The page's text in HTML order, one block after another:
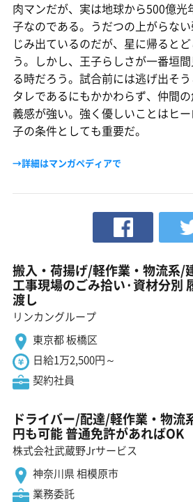
肉マンだが、実は地球から500億光
子なのである。うだつの上がらな
じみ出ているのだが、星に帰ると
う。しかし、王子らしさが一番垣
る時だろう。試合前には逃げ出そ
タレであるにもかかわらず、仲間
義感が強い。強く優しいことはヒ
子の条件としても重要だ。
→詳細はマンガペディアで
搬入・荷揚げ/軽作業・物流系/
工事現場のごみ拾い·資材分別
渡し
リンカングループ
東京都 板橋区
日給1万2,500円～
契約社員
ドライバー/配達/軽作業・物流
円も可能 普通免許があればOK
株式会社武蔵野Jrサービス
神奈川県 相模原市
業務委託